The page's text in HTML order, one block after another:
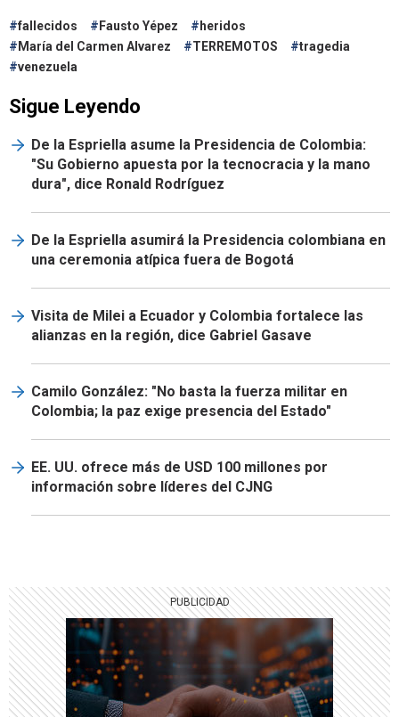
fallecidos Fausto Yépez
heridos
María del Carmen Alvarez
TERREMOTOS
tragedia
venezuela
Sigue Leyendo
De la Espriella asume la Presidencia de Colombia:
"Su Gobierno apuesta por la tecnocracia y la mano
dura", dice Ronald Rodríguez
De la Espriella asumirá la Presidencia colombiana en
una ceremonia atípica fuera de Bogotá
Visita de Milei a Ecuador y Colombia fortalece las
alianzas en la región, dice Gabriel Gasave
Camilo González: "No basta la fuerza militar en
Colombia; la paz exige presencia del Estado"
EE. UU. ofrece más de USD 100 millones por
información sobre líderes del CJNG